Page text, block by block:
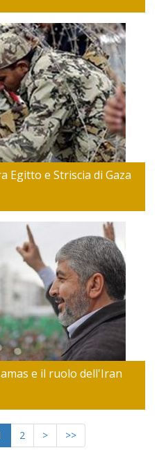
Egitto e Striscia di Gaza
e il ruolo dell'Iran
2 > >>